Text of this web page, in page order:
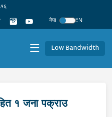
नेपा
EN
Low Bandwidth
१ जना पक्राउ